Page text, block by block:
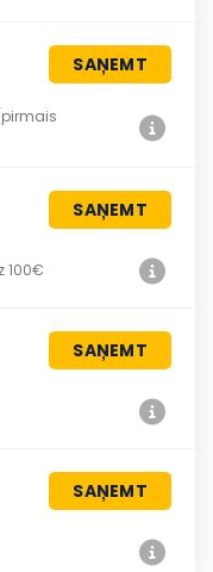
SAŅEMT
SAŅEMT
100€
SAŅEMT
SAŅEMT